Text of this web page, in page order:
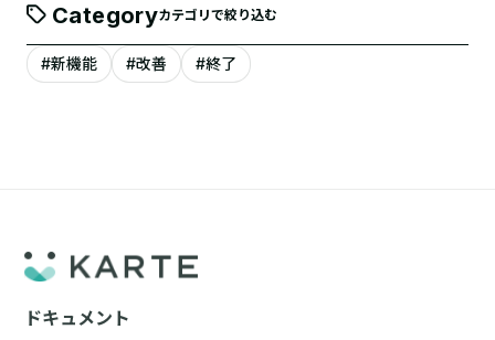
Categoryカテゴリで絞り込む
#新機能 #改善 #終了
ドキュメント